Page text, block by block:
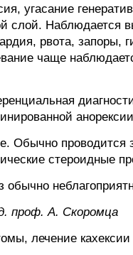
угасание
слой. Наблюдается
рвота, запоры,
чаще
Обычно проводится
стероидные
обычно
проф. А. Скоромца
лечение